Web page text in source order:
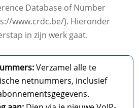
Database of Number
www.crdc.be/). Hieronder
in zijn werk gaat.
Verzamel alle te
netnummers, inclusief